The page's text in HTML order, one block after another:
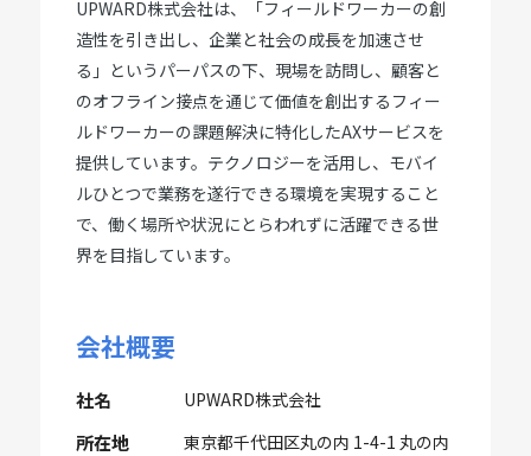
UPWARD株式会社は、「フィールドワーカーの創
造性を引き出し、企業と社会の成長を加速させ
る」というパーパスの下、現場を訪問し、顧客と
のオフライン接点を通じて価値を創出するフィー
ルドワーカーの課題解決に特化したAXサービスを
提供しています。テクノロジーを活用し、モバイ
ルひとつで業務を遂行できる環境を実現すること
で、働く場所や状況にとらわれずに活躍できる世
界を目指しています。
会社概要
社名 UPWARD株式会社
所在地
東京都千代田区丸の内 1-4-1 丸の内